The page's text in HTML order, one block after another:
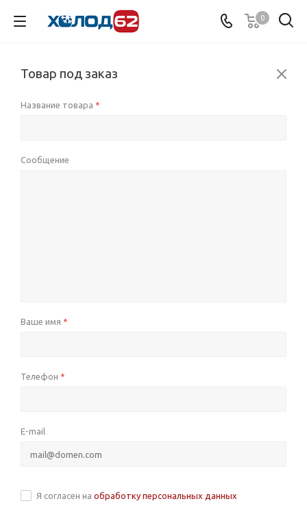
0
Товар под заказ
Название товара *
Сообщение
Ваше имя *
Телефон *
E-mail
Я согласен на обработку персональных данных